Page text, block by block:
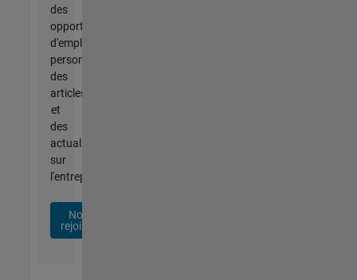
des
opportunités
d'emploi
personnalisées,
des
articles
et
des
actualités
sur
l'entreprise.
Nous
rejoindre